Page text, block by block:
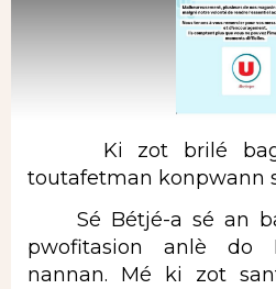
Ki zot brilé
toutafetman konpwann
Sé Bétjé-a sé an
pwofitasion anlè do
nannan. Mé ki zot